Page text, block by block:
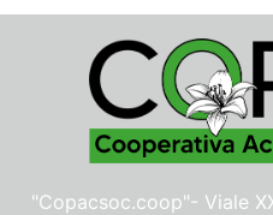
"Copacsoc.coop"- Viale